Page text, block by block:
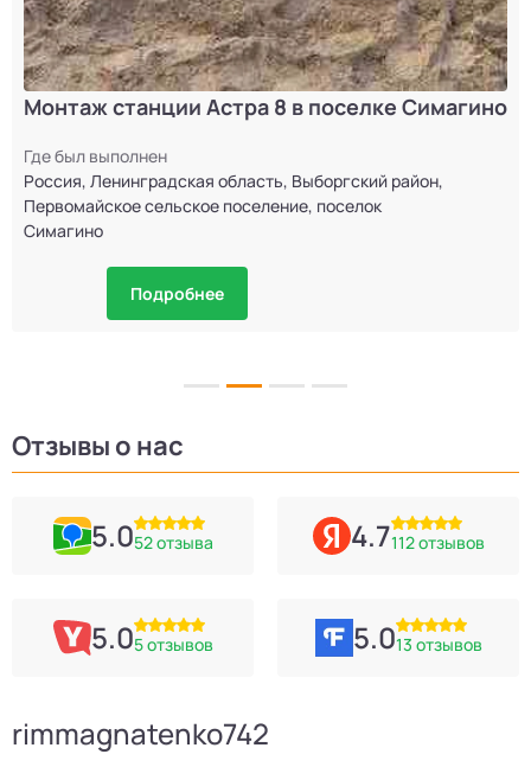
Монтаж станции Астра 8 в поселке Симагино
Где был выполнен
Россия, Ленинградская область, Выборгский район,
Первомайское сельское поселение, поселок
Симагино
Подробнее
Отзывы о нас
5.052 отзыва 4.7112 отзывов
5.05 отзывов 5.013 отзывов
rimmagnatenko742